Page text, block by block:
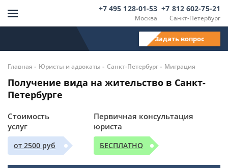
Москва
+7 495 128-01-53
Санкт-Петербург
+7 812 602-75-21
Задать вопрос
Главная - Юристы и адвокаты - Санкт-Петербург- Миграция
Получение вида на жительство в Санкт-
Петербурге
Стоимость
услуг
от 2500 руб
Первичная консультация
юриста
БЕСПЛАТНО